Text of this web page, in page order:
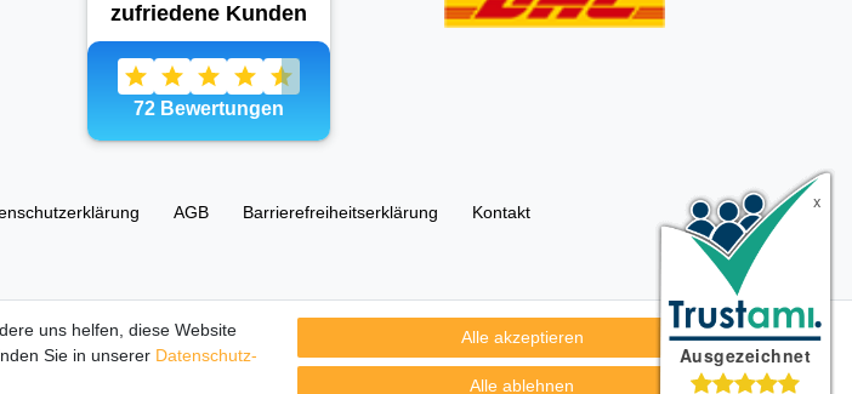
AGB Barrierefreiheitserklärung Kontakt
Eigentum Ihrer rechtmäßigen Eigentümer und dienen hier nur der Beschreibung.
uns helfen, diese Website
Sie in unserer Daten­schutz­
Alle akzeptieren
Alle ablehnen